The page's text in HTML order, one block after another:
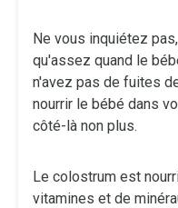
Ne vous inquiétez
qu'assez quand le
n'avez pas de fuites
nourrir le bébé dans
côté-là non plus.
Le colostrum est
vitamines et de